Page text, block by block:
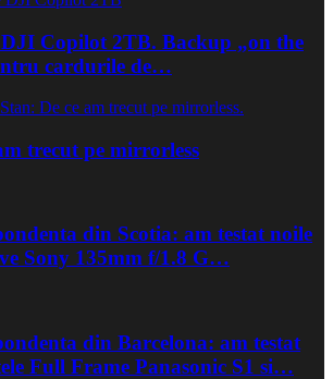
Copilot 2TB. Backup „on the
cardurile de…
trecut pe mirrorless
din Scotia: am testat noile
Sony 135mm f/1.8 G…
din Barcelona: am testat
Full Frame Panasonic S1 si…